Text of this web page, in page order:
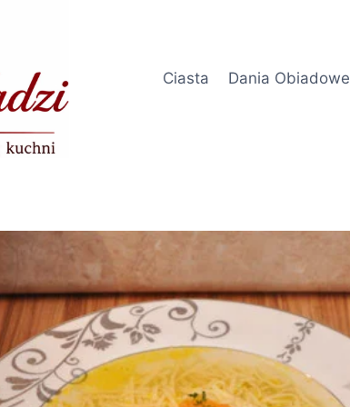
Ciasta
Dania Obiadowe